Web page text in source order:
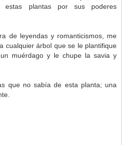
estas plantas por sus poderes
de leyendas y romanticismos, me
cualquier árbol que se le plantifique
muérdago y le chupe la savia y
que no sabía de esta planta; una